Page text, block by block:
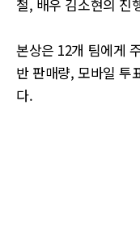
철, 배우 김소현의 진
본상은 12개 팀에게
반 판매량, 모바일 투
다.